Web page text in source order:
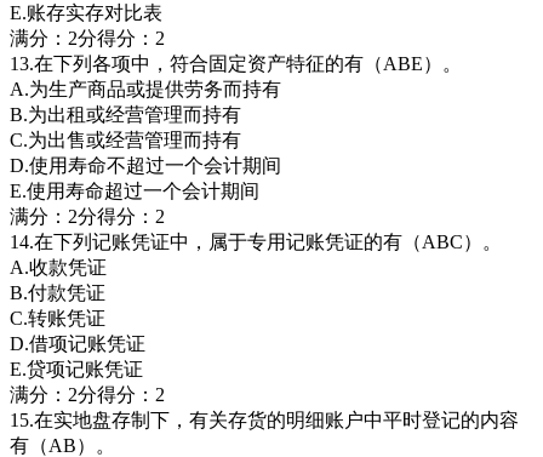
E.账存实存对比表
满分：2分得分：2
13.在下列各项中，符合固定资产特征的有（ABE）。
A.为生产商品或提供劳务而持有
B.为出租或经营管理而持有
C.为出售或经营管理而持有
D.使用寿命不超过一个会计期间
E.使用寿命超过一个会计期间
满分：2分得分：2
14.在下列记账凭证中，属于专用记账凭证的有（ABC）。
A.收款凭证
B.付款凭证
C.转账凭证
D.借项记账凭证
E.贷项记账凭证
满分：2分得分：2
15.在实地盘存制下，有关存货的明细账户中平时登记的内容
有（AB）。